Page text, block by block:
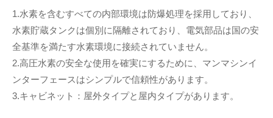
1.水素を含むすべての内部環境は防爆処理を採用しており、
水素貯蔵タンクは個別に隔離されており、電気部品は国の安
全基準を満たす水素環境に接続されていません。
2.高圧水素の安全な使用を確実にするために、マンマシンイ
ンターフェースはシンプルで信頼性があります。
3.キャビネット：屋外タイプと屋内タイプがあります。